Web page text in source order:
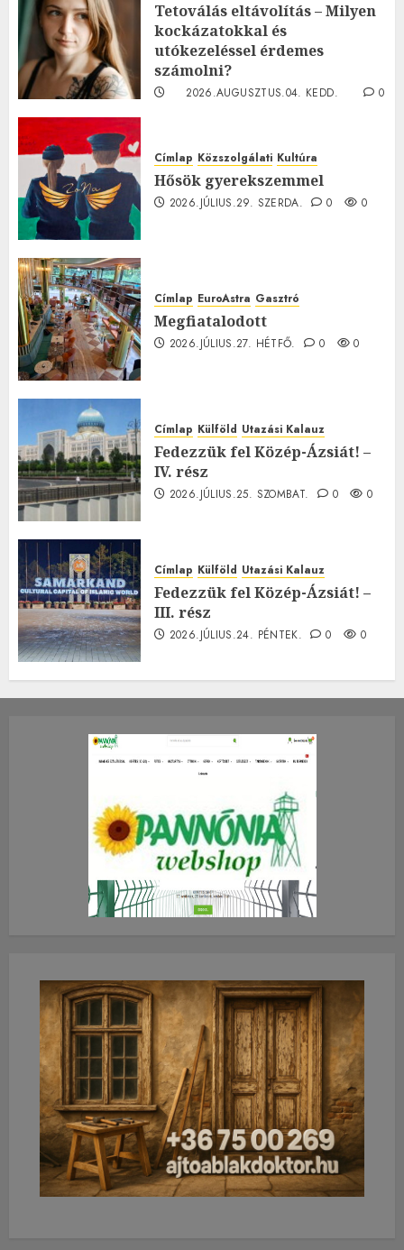
Tetoválás eltávolítás – Milyen
kockázatokkal és
utókezeléssel érdemes
számolni?
2026.AUGUSZTUS.04. KEDD.
0
Címlap Közszolgálati Kultúra
Hősök gyerekszemmel
2026.JÚLIUS.29. SZERDA. 0 0
Címlap EuroAstra Gasztró
Megfiatalodott
2026.JÚLIUS.27. HÉTFŐ. 0 0
Címlap Külföld Utazási Kalauz
Fedezzük fel Közép-Ázsiát! –
IV. rész
2026.JÚLIUS.25. SZOMBAT. 0 0
Címlap Külföld Utazási Kalauz
Fedezzük fel Közép-Ázsiát! –
III. rész
2026.JÚLIUS.24. PÉNTEK. 0 0